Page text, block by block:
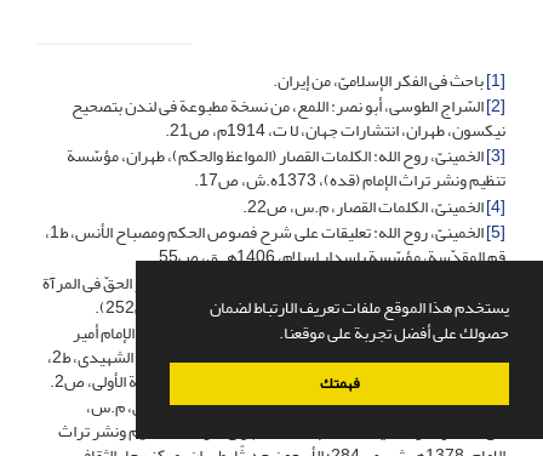
يستخدم هذا الموقع ملفات تعريف الارتباط لضمان
حصولك على أفضل تجربة على موقعنا.
فهمتك
[1] باحث فی الفکر الإسلامیّ، من إیران.
[2] السّراج الطوسی، أبو نصر: اللمع، من نسخة مطبوعة فی لندن بتصحیح
نیکسون، طهران، انتشارات جهان، لا ت، 1914م، ص21.
[3] الخمینیّ، روح الله: الکلمات القصار (المواعظ والحکم)، طهران، مؤسّسة
تنظیم ونشر تراث الإمام (قده)، 1373ه.ش، ص17.
[4] الخمینیّ، الکلمات القصار، م.س، ص22.
[5] الخمینیّ، روح الله: تعلیقات على شرح فصوص الحکم ومصباح الأنس، ط1،
قم المقدّسة، مؤسّسة باسدار اسلام، 1406هـ.ق، ص55.
وقد فسّر ( کمال الاستجلاء) فی موضع آخر؛ بقوله: "فظهور الحقّ فی المرآة
الأتمّ کمال الجلاء وشهود نفسه فی تلک المرآة. (انظر: م.ن، ص252).
[7] العلویّ، محمد (الشریف الرضی): نهج البلاغة (الجامع لخطب الإمام أمیر
المؤمنین علی بن أبی طالب (ع) ورسائله وحکمه)، شرح: جعفر الشهیدی، ط2،
طهران، انتشارات آموزش انقلاب اسلامی، 1370هـ.ش، الخطبة الأولى، ص2.
[8] الخمینیّ، تعلیقات على شرح فصوص الحکم ومصباح الأنس، م.س،
ص273؛ وانظر له -أیضًا-: آداب الصلاة، طهران، مؤسّسة تنظیم ونشر تراث